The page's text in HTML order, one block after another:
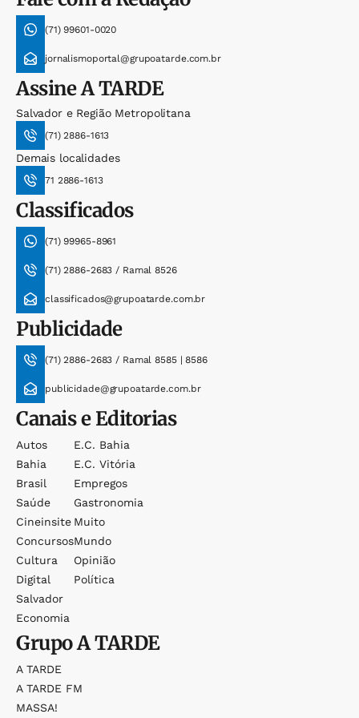
(71) 99601-0020
jornalismoportal@grupoatarde.com.br
AssineA TARDE
Salvador e Região Metropolitana
(71) 2886-1613
Demais localidades
71 2886-1613
Classificados
(71) 99965-8961
(71) 2886-2683 / Ramal 8526
classificados@grupoatarde.com.br
Publicidade
(71) 2886-2683 / Ramal 8585 | 8586
publicidade@grupoatarde.com.br
Canais e Editorias
Autos
Bahia
Brasil
Saúde
Cineinsite
Concursos
Cultura
Digital
Salvador
Economia
E.c. Bahia
E.c. Vitória
Empregos
Gastronomia
Muito
Mundo
Opinião
Política
GrupoA TARDE
A TARDE
A TARDE FM
MASSA!